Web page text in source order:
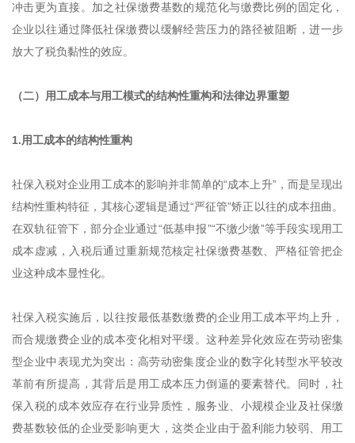
冲击更为直接。加之社保缴费基数的规范化与缴费比例的固定化，
企业以往通过降低社保缴费以缓解经营压力的路径被阻断，进一步
放大了税负黏性的效应。
（二）用工成本与用工模式的结构性重构和法律边界重塑
1.用工成本的结构性重构
社保入税对企业用工成本的影响并非简单的“成本上升”，而是呈现出
结构性重构特征，其核心逻辑是通过“严征管”矫正以往的成本扭曲。
在双轨征管下，部分企业通过“低基申报”“不缴少缴”等手段实现用工
成本虚减，入税后通过重新规范核定社保缴费基数、严格征管把企
业这种成本显性化。
社保入税实施后，以往按最低基数缴费的企业用工成本平均上升，
而合规缴费企业的成本变化相对平缓。这种差异化效应在劳动密集
型企业中表现尤为突出：高劳动密集度企业的数字化转型水平较改
革前有所提高，其背后是用工成本压力倒逼的要素替代。同时，社
保入税的成本效应存在行业异质性，服务业、小规模企业及社保缴
费基数较低的企业受影响更大，这类企业由于盈利能力较弱、用工